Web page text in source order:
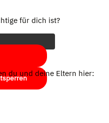
unten.
für dich ist?
du und deine Eltern hier: